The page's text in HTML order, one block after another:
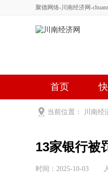
聚德网络-川南经济网-
首页
健康
当前位置： 川南经
13家银行被
时间：2025-10-03